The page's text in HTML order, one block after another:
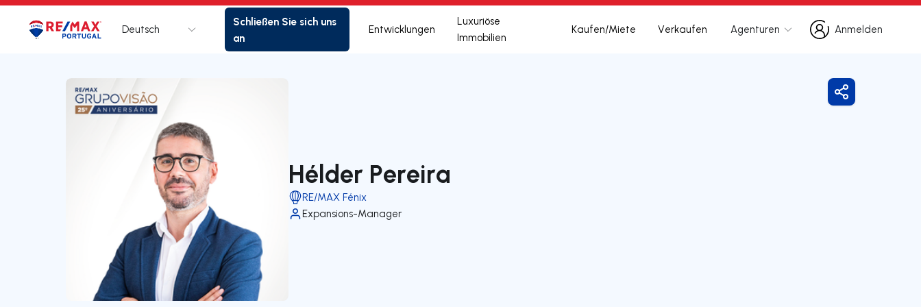
Logo Zur Startseite
Deutsch
Schließen Sie sich uns
an
Entwicklungen
Luxuriöse
Immobilien
Kaufen/Miete Verkaufen Agenturen
Anmelden
Anmelden
Hélder Pereira
RE/MAX Fénix
Expansions-Manager
Freigeben